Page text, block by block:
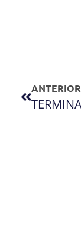
ANTERIOR